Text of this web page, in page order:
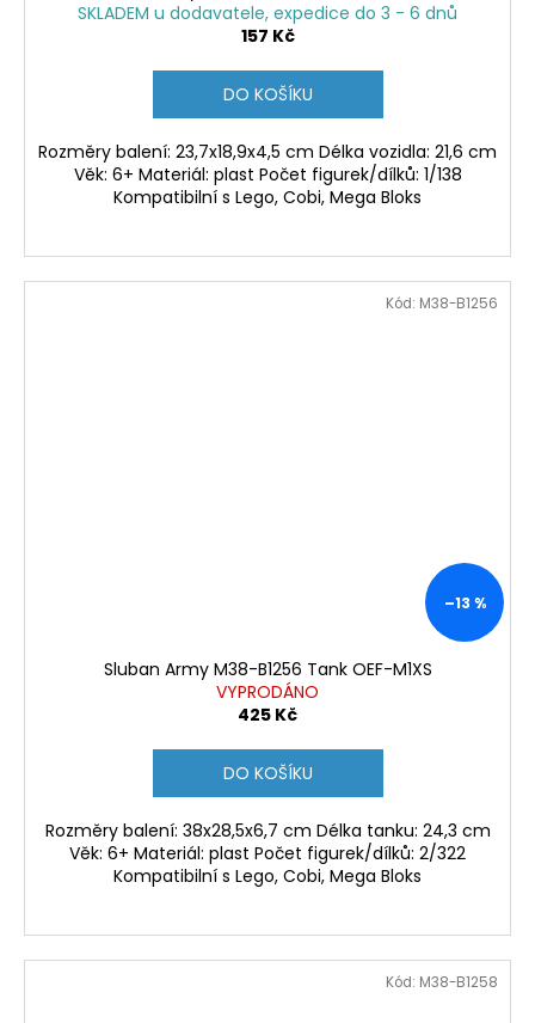
SKLADEM u dodavatele, expedice do 3 - 6 dnů
157 Kč
DO KOŠÍKU
Rozměry balení: 23,7x18,9x4,5 cm Délka vozidla: 21,6 cm
Věk: 6+ Materiál: plast Počet figurek/dílků: 1/138
Kompatibilní s Lego, Cobi, Mega Bloks
–13 %
Sluban Army M38-B1256 Tank OEF-M1XS
VYPRODÁNO
425 Kč
DO KOŠÍKU
Rozměry balení: 38x28,5x6,7 cm Délka tanku: 24,3 cm
Věk: 6+ Materiál: plast Počet figurek/dílků: 2/322
Kompatibilní s Lego, Cobi, Mega Bloks
Kód: M38-B1256
Kód: M38-B1258